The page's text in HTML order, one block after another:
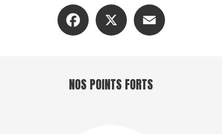
Facebook
NOS POINTS FORTS